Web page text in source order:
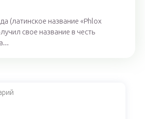
(латинское название «Phlox
свое название в честь